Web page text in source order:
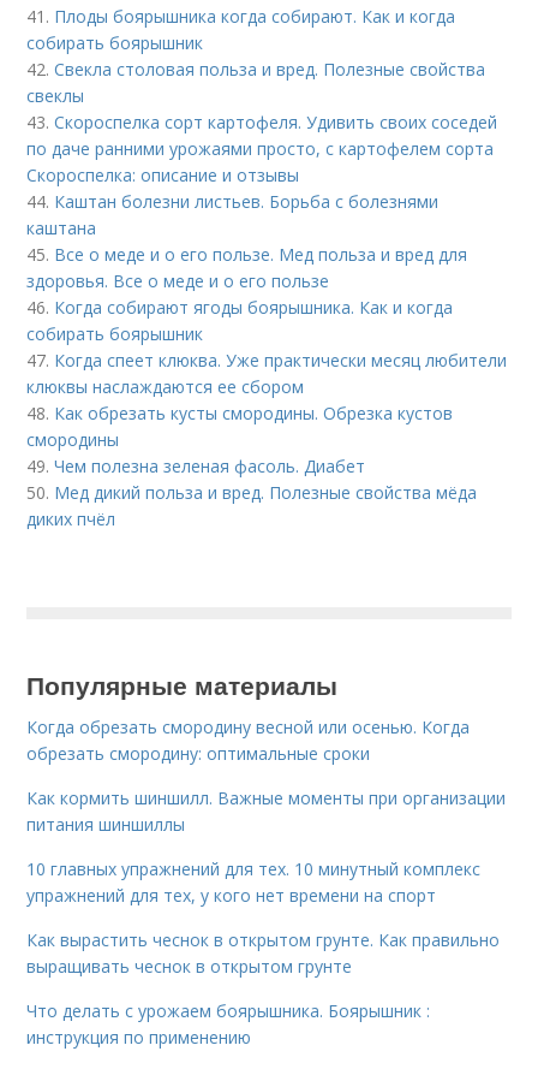
41. Плоды боярышника когда собирают. Как и когда
собирать боярышник
42.Свекла столовая польза и вред. Полезные свойства
свеклы
43.Скороспелка сорт картофеля. Удивить своих соседей
по даче ранними урожаями просто, с картофелем сорта
Скороспелка: описание и отзывы
44. Каштан болезни листьев. Борьба с болезнями
каштана
45. Все о меде и о его пользе. Мед польза и вред для
здоровья. Все о меде и о его пользе
46. Когда собирают ягоды боярышника. Как и когда
собирать боярышник
47. Когда спеет клюква. Уже практически месяц любители
клюквы наслаждаются ее сбором
48. Как обрезать кусты смородины. Обрезка кустов
смородины
49.Чем полезна зеленая фасоль. Диабет
50. Мед дикий польза и вред. Полезные свойства мёда
диких пчёл
Популярные материалы
Когда обрезать смородину весной или осенью. Когда
обрезать смородину: оптимальные сроки
Как кормить шиншилл. Важные моменты при организации
питания шиншиллы
10 главных упражнений для тех. 10 минутный комплекс
упражнений для тех, у кого нет времени на спорт
Как вырастить чеснок в открытом грунте. Как правильно
выращивать чеснок в открытом грунте
Что делать с урожаем боярышника. Боярышник :
инструкция по применению